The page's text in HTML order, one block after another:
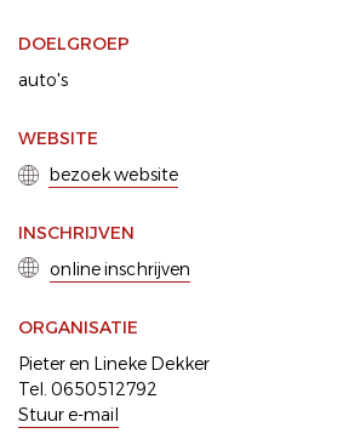
DOELGROEP
auto's
WEBSITE
bezoek website
INSCHRIJVEN
online inschrijven
ORGANISATIE
Pieter en Lineke Dekker
Tel. 0650512792
Stuur e-mail